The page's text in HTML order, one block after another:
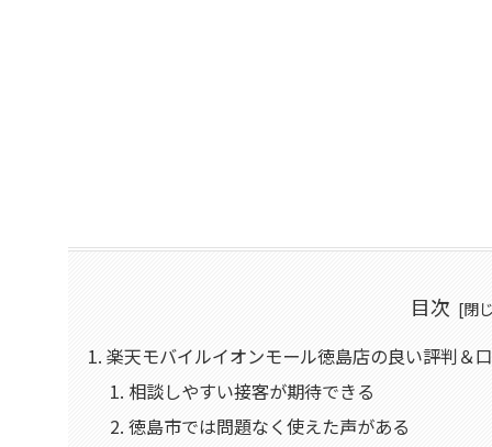
目次
楽天モバイルイオンモール徳島店の良い評判＆
相談しやすい接客が期待できる
徳島市では問題なく使えた声がある